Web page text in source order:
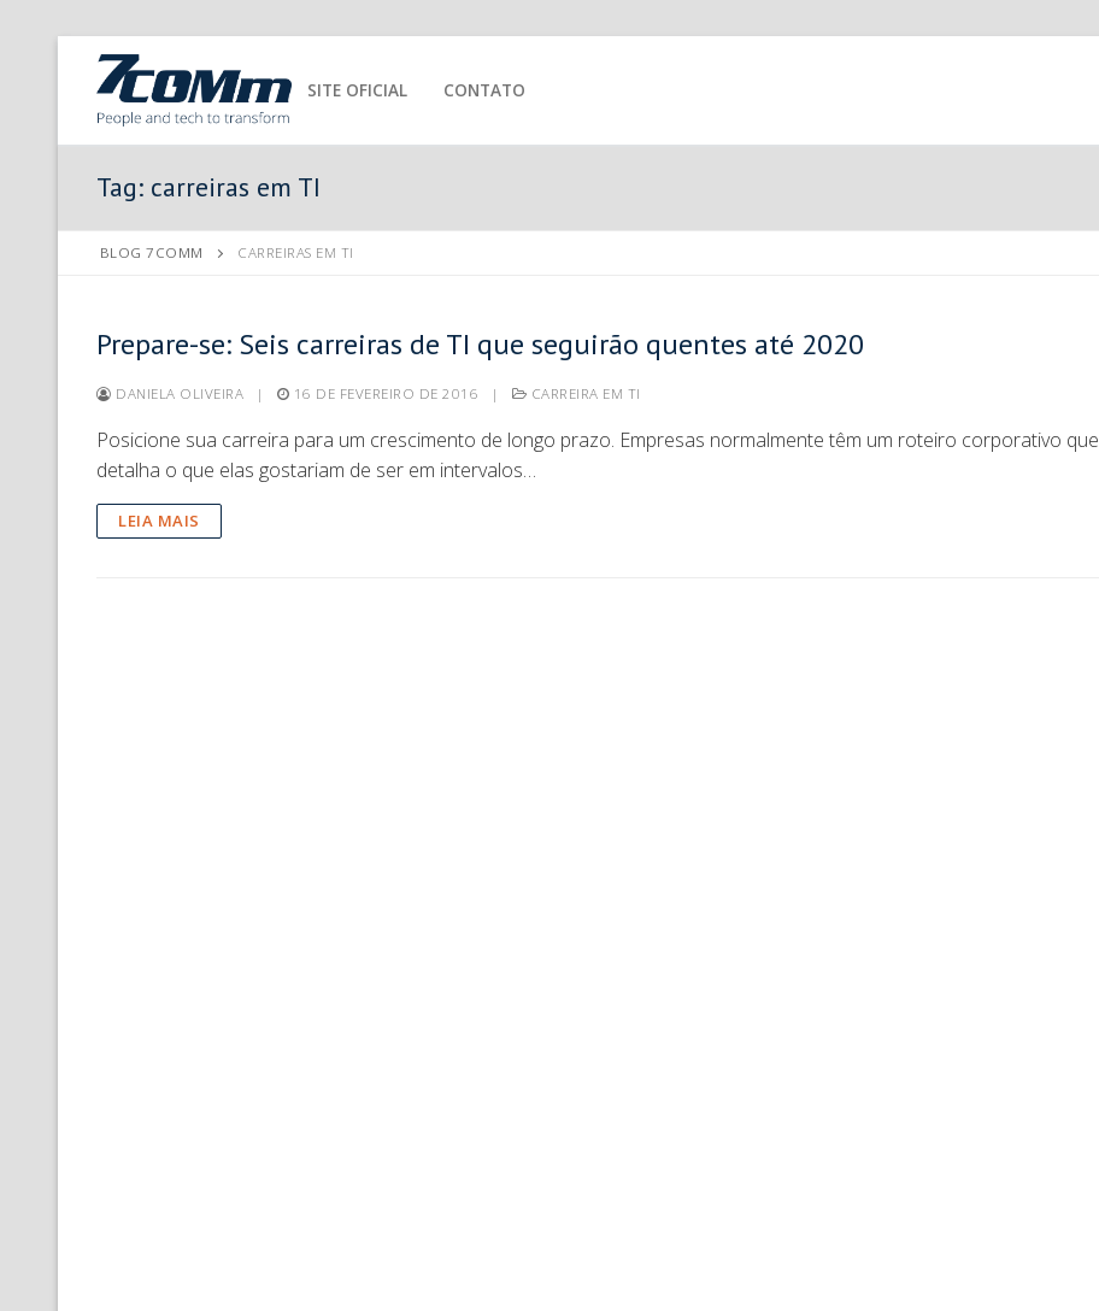
SITE OFICIAL CONTATO
Tag: carreiras em TI
BLOG 7COMM CARREIRAS EM TI
Prepare-se: Seis carreiras de TI que seguirão quentes até 2020
DANIELA OLIVEIRA | 16 DE FEVEREIRO DE 2016 | CARREIRA EM TI
Posicione sua carreira para um crescimento de longo prazo. Empresas normalmente têm um roteiro corporativo que
detalha o que elas gostariam de ser em intervalos…
LEIA MAIS